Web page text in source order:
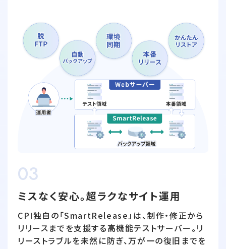
03
ミスなく安心。超ラクなサイト運用
CPI独自の「SmartRelease」は、制作・修正から
リリースまでを支援する高機能テストサーバー。リ
リーストラブルを未然に防ぎ、万が一の復旧までを